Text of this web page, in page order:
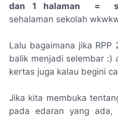
dan 1 halaman =
sehalaman sekolah
Lalu bagaimana jika RPP
balik menjadi selembar :)
kertas juga kalau begini
Jika kita membuka
pada edaran yang ada,